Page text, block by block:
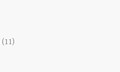
(11)